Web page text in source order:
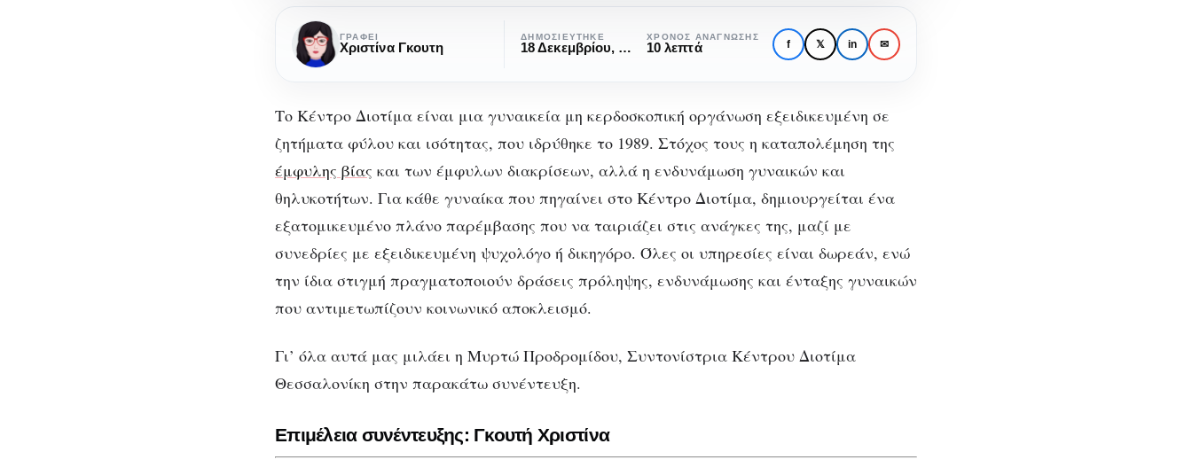
Κέντρο Διοτίμα: Η έμφυλη
βία μας αφορά όλες/ους
Κέντρο
Διοτίμα:
βία
μας
αφορά
όλες/
ους
ΓΡΆΦΕΙ
Χριστίνα Γκουτη
ΔΗΜΟΣΙΕΎΤΗΚΕ
18 Δεκεμβρίου, 2023
ΧΡΌΝΟΣ ΑΝΆΓΝΩΣΗΣ
10 λεπτά f 𝕏 in ✉
Το Κέντρο Διοτίμα είναι μια γυναικεία μη κερδοσκοπική οργάνωση εξειδικευμένη σε
ζητήματα φύλου και ισότητας, που ιδρύθηκε το 1989. Στόχος τους η καταπολέμηση της
έμφυλης βίας και των έμφυλων διακρίσεων, αλλά η ενδυνάμωση γυναικών και
θηλυκοτήτων. Για κάθε γυναίκα που πηγαίνει στο Κέντρο Διοτίμα, δημιουργείται ένα
εξατομικευμένο πλάνο παρέμβασης που να ταιριάζει στις ανάγκες της, μαζί με
συνεδρίες με εξειδικευμένη ψυχολόγο ή δικηγόρο. Όλες οι υπηρεσίες είναι δωρεάν, ενώ
την ίδια στιγμή πραγματοποιούν δράσεις πρόληψης, ενδυνάμωσης και ένταξης γυναικών
που αντιμετωπίζουν κοινωνικό αποκλεισμό.
Γι’ όλα αυτά μας μιλάει η Μυρτώ Προδρομίδου, Συντονίστρια Κέντρου Διοτίμα
Θεσσαλονίκη στην παρακάτω συνέντευξη.
Επιμέλεια συνέντευξης: Γκουτή Χριστίνα